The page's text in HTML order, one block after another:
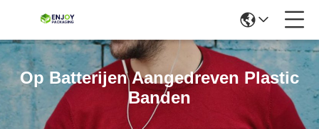
Op Batterijen Aangedreven Plastic
Banden